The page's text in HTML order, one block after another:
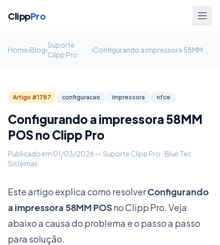
ClippPro
Home›Blog›
Suporte
Clipp Pro
›
Artigo #1787 configuracao impressora nfce
Configurando a impressora 58MM
POS no Clipp Pro
Publicado em 01/03/2026 — Suporte Clipp Pro · Blue Tec
Sistemas
Este artigo explica como resolverConfigurando
a impressora 58MM POSno Clipp Pro. Veja
abaixo a causa do problema e o passo a passo
para solução.